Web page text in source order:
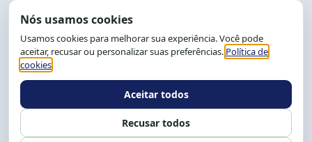
End.: R. da Graça, 150. Graça
CEP: 40.150-055
Salvador-BA, Brasil.
Tel.: (71) 2104-5457, Cel.: (71) 9 9239-2104 ou 2105
Expediente: 8h às 12h e 13 às 17h.
Siga nossas redes Fale conosco